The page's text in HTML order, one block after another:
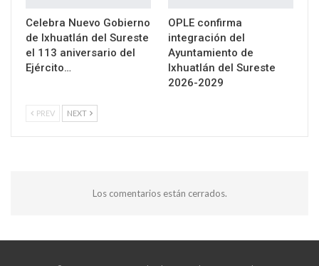
Celebra Nuevo Gobierno
de Ixhuatlán del Sureste
el 113 aniversario del
Ejército…
OPLE confirma
integración del
Ayuntamiento de
Ixhuatlán del Sureste
2026-2029
PREV NEXT
Los comentarios están cerrados.